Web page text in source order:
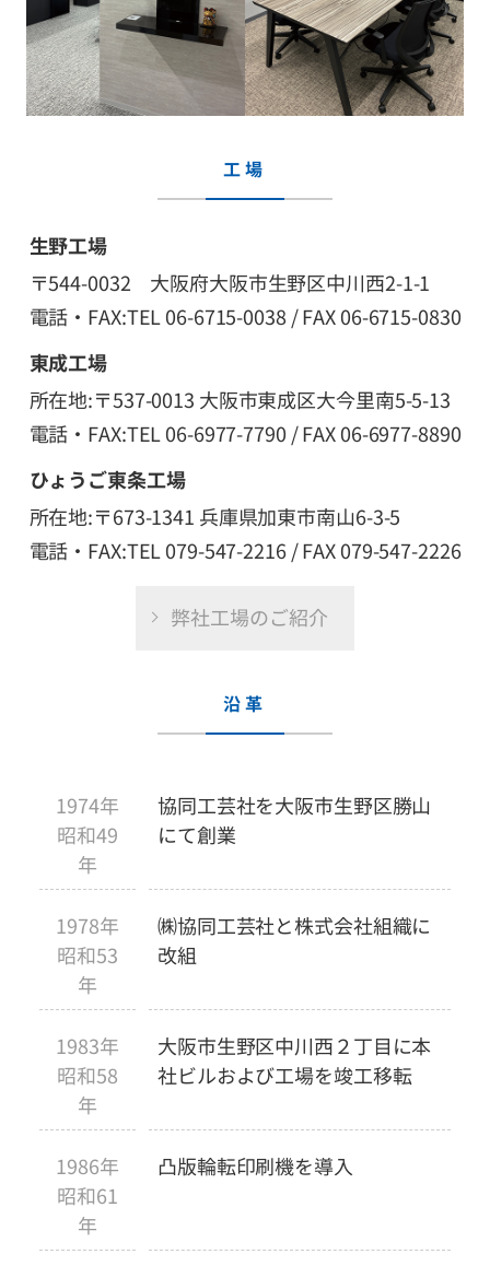
工場
生野工場
〒544-0032 大阪府大阪市生野区中川西2-1-1
電話・FAX:TEL 06-6715-0038 / FAX 06-6715-0830
東成工場
所在地:〒537-0013 大阪市東成区大今里南5-5-13
電話・FAX:TEL 06-6977-7790 / FAX 06-6977-8890
ひょうご東条工場
所在地:〒673-1341 兵庫県加東市南山6-3-5
電話・FAX:TEL 079-547-2216 / FAX 079-547-2226
弊社工場のご紹介
沿革
1974年
昭和49
年
協同工芸社を大阪市生野区勝山
にて創業
1978年
昭和53
年
㈱協同工芸社と株式会社組織に
改組
1983年
昭和58
年
大阪市生野区中川西２丁目に本
社ビルおよび工場を竣工移転
1986年
昭和61
年
凸版輪転印刷機を導入